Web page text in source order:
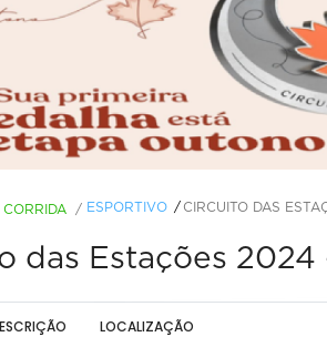
CORRIDA / ESPORTIVO CIRCUITO DAS
das Estações
LOCALIZAÇÃO